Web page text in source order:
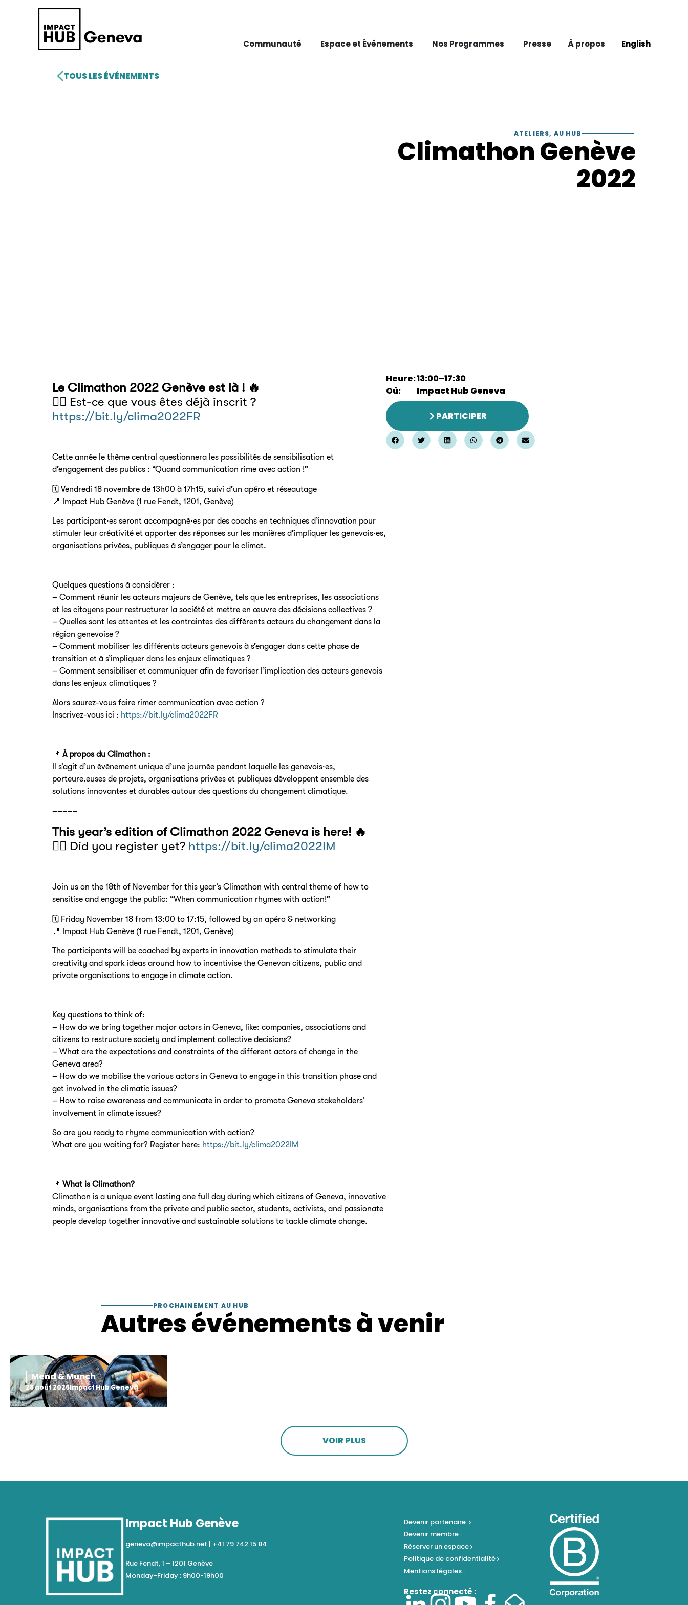
Communauté Espace et Événements Nos Programmes Presse À propos English
TOUS LES ÉVÉNEMENTS
ATELIERS, AU HUB
Climathon Genève
2022
Le Climathon 2022 Genève est là ! 🔥
👉🏼 Est-ce que vous êtes déjà inscrit ?
https://bit.ly/clima2022FR
Cette année le thème central questionnera les possibilités de sensibilisation et
d’engagement des publics : “Quand communication rime avec action !”
🗓 Vendredi 18 novembre de 13h00 à 17h15, suivi d’un apéro et réseautage
📍 Impact Hub Genève (1 rue Fendt, 1201, Genève)
Les participant·es seront accompagné·es par des coachs en techniques d’innovation pour
stimuler leur créativité et apporter des réponses sur les manières d’impliquer les genevois·es,
organisations privées, publiques à s’engager pour le climat.
Quelques questions à considérer :
– Comment réunir les acteurs majeurs de Genève, tels que les entreprises, les associations
et les citoyens pour restructurer la société et mettre en œuvre des décisions collectives ?
– Quelles sont les attentes et les contraintes des différents acteurs du changement dans la
région genevoise ?
– Comment mobiliser les différents acteurs genevois à s’engager dans cette phase de
transition et à s’impliquer dans les enjeux climatiques ?
– Comment sensibiliser et communiquer afin de favoriser l’implication des acteurs genevois
dans les enjeux climatiques ?
Alors saurez-vous faire rimer communication avec action ?
Inscrivez-vous ici : https://bit.ly/clima2022FR
📌 À propos du Climathon :
Il s’agit d’un événement unique d’une journée pendant laquelle les genevois·es,
porteure.euses de projets, organisations privées et publiques développent ensemble des
solutions innovantes et durables autour des questions du changement climatique.
–––––
This year’s edition of Climathon 2022 Geneva is here! 🔥
👉🏼 Did you register yet? https://bit.ly/clima2022IM
Join us on the 18th of November for this year’s Climathon with central theme of how to
sensitise and engage the public: “When communication rhymes with action!”
🗓 Friday November 18 from 13:00 to 17:15, followed by an apéro & networking
📍 Impact Hub Genève (1 rue Fendt, 1201, Genève)
The participants will be coached by experts in innovation methods to stimulate their
creativity and spark ideas around how to incentivise the Genevan citizens, public and
private organisations to engage in climate action.
Key questions to think of:
– How do we bring together major actors in Geneva, like: companies, associations and
citizens to restructure society and implement collective decisions?
– What are the expectations and constraints of the different actors of change in the
Geneva area?
– How do we mobilise the various actors in Geneva to engage in this transition phase and
get involved in the climatic issues?
– How to raise awareness and communicate in order to promote Geneva stakeholders’
involvement in climate issues?
So are you ready to rhyme communication with action?
What are you waiting for? Register here: https://bit.ly/clima2022IM
📌 What is Climathon?
Climathon is a unique event lasting one full day during which citizens of Geneva, innovative
minds, organisations from the private and public sector, students, activists, and passionate
people develop together innovative and sustainable solutions to tackle climate change.
Heure:13:00–17:30
Où:
Impact Hub Geneva
PARTICIPER
PROCHAINEMENT AU HUB
Autres événements à venir
Mend & Munch
28 août 2026Impact Hub Geneva
VOIR PLUS
Impact Hub Genève
geneva@impacthub.net | +41 79 742 15 84
Rue Fendt, 1 – 1201 Genève
Monday-Friday : 9h00-19h00
Devenir partenaire
Devenir membre
Réserver un espace
Politique de confidentialité
Mentions légales
Restez connecté :